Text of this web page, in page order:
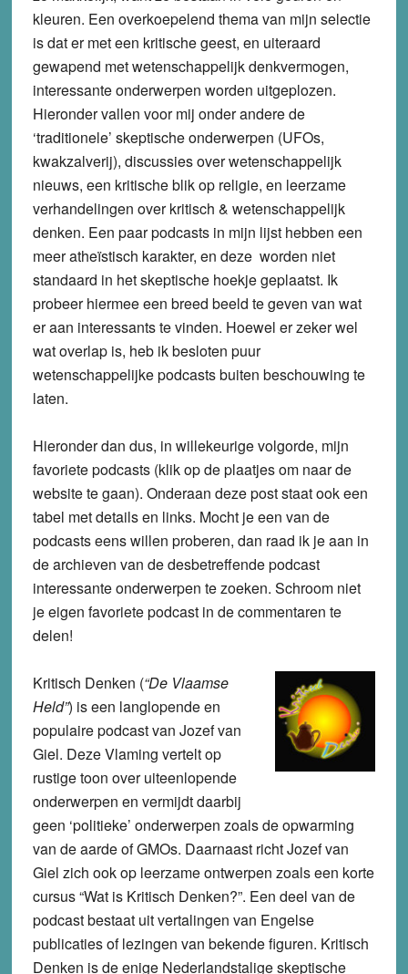
kleuren. Een overkoepelend thema van mijn selectie
is dat er met een kritische geest, en uiteraard
gewapend met wetenschappelijk denkvermogen,
interessante onderwerpen worden uitgeplozen.
Hieronder vallen voor mij onder andere de
‘traditionele’ skeptische onderwerpen (UFOs,
kwakzalverij), discussies over wetenschappelijk
nieuws, een kritische blik op religie, en leerzame
verhandelingen over kritisch & wetenschappelijk
denken. Een paar podcasts in mijn lijst hebben een
meer atheïstisch karakter, en deze worden niet
standaard in het skeptische hoekje geplaatst. Ik
probeer hiermee een breed beeld te geven van wat
er aan interessants te vinden. Hoewel er zeker wel
wat overlap is, heb ik besloten puur
wetenschappelijke podcasts buiten beschouwing te
laten.
Hieronder dan dus, in willekeurige volgorde, mijn
favoriete podcasts (klik op de plaatjes om naar de
website te gaan). Onderaan deze post staat ook een
tabel met details en links. Mocht je een van de
podcasts eens willen proberen, dan raad ik je aan in
de archieven van de desbetreffende podcast
interessante onderwerpen te zoeken. Schroom niet
je eigen favoriete podcast in de commentaren te
delen!
Kritisch Denken (“De Vlaamse
Held”) is een langlopende en
populaire podcast van Jozef van
Giel. Deze Vlaming vertelt op
rustige toon over uiteenlopende
onderwerpen en vermijdt daarbij
geen ‘politieke’ onderwerpen zoals de opwarming
van de aarde of GMOs. Daarnaast richt Jozef van
Giel zich ook op leerzame ontwerpen zoals een korte
cursus “Wat is Kritisch Denken?”. Een deel van de
podcast bestaat uit vertalingen van Engelse
publicaties of lezingen van bekende figuren. Kritisch
Denken is de enige Nederlandstalige skeptische